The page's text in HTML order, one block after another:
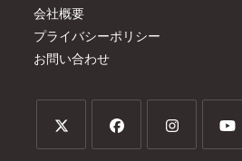
会社概要
プライバシーポリシー
お問い合わせ